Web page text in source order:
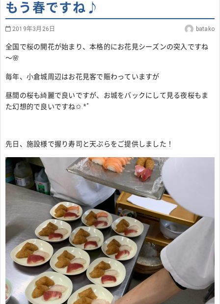
もう春ですね♪
2019年3月26日 batako
全国で桜の開花が始まり、本格的にお花見シーズンの突入ですね
～🌸
毎年、小倉城周辺はお花見客で賑わっていますが
昼間の桜も綺麗で良いですが、お城をバックにして見る夜桜もま
た幻想的で良いですね✩.*˚
先日、施設様で握り寿司と天ぷらをご提供しました！